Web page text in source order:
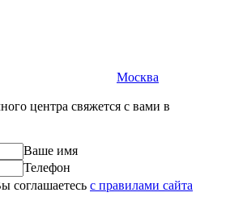
Москва
центра свяжется с вами в
Ваше имя
Телефон
соглашаетесь c правилами сайта